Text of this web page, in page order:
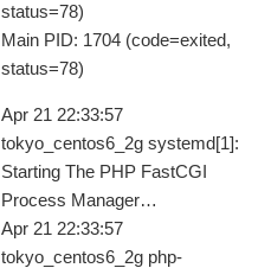
status=78)
Main PID: 1704 (code=exited,
status=78)
Apr 21 22:33:57
tokyo_centos6_2g systemd[1]:
Starting The PHP FastCGI
Process Manager…
Apr 21 22:33:57
tokyo_centos6_2g php-